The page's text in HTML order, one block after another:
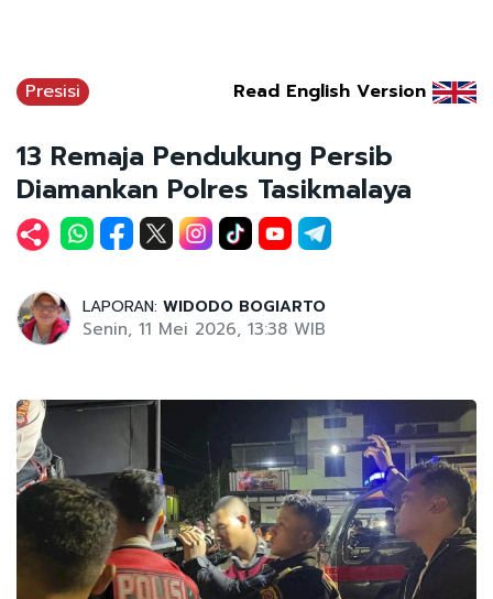
Presisi Read English Version
13 Remaja Pendukung Persib
Diamankan Polres Tasikmalaya
LAPORAN: WIDODO BOGIARTO
Senin, 11 Mei 2026, 13:38 WIB